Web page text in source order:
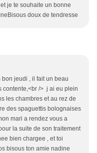
je te souhaite un bonne
doux de tendresse
jeudi , il fait un beau
contente,<br /> j ai eu plein
les chambres et au rez de
des spaguettis bolognaises
mari a rendez vous a
la suite de son traitement
bien chargee , et toi
bisous ton amie nadine